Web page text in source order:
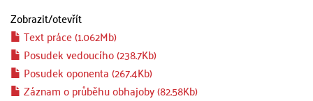
Zobrazit/otevřít
Text práce (1.062Mb)
Posudek vedoucího (238.7Kb)
Posudek oponenta (267.4Kb)
Záznam o průběhu obhajoby (82.58Kb)